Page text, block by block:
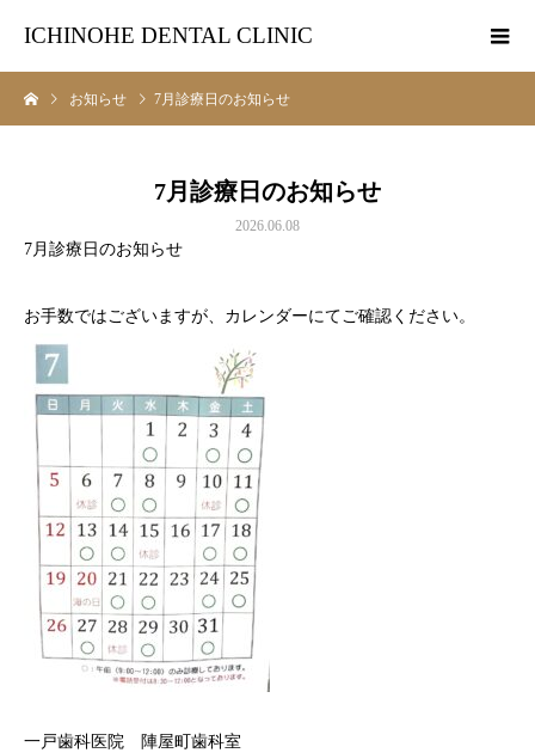
ICHINOHE DENTAL CLINIC
お知らせ 7月診療日のお知らせ
7月診療日のお知らせ
2026.06.08
7月診療日のお知らせ
お手数ではございますが、カレンダーにてご確認ください。
一戸歯科医院 陣屋町歯科室